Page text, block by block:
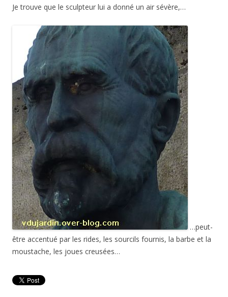
Je trouve que le sculpteur lui a donné un air sévère,…
…peut-
être accentué par les rides, les sourcils fournis, la barbe et la
moustache, les joues creusées…